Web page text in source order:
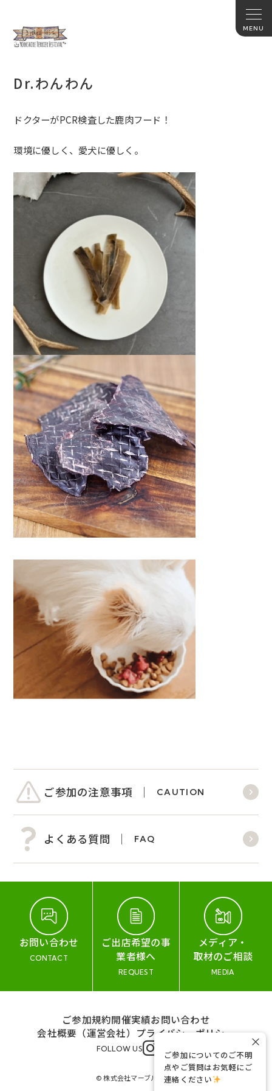
Dr.わんわん
ドクターがPCR検査した鹿肉フード！
環境に優しく、愛犬に優しく。
ご参加の注意事項 CAUTION
よくある質問 FAQ
お問い合わせ
CONTACT
ご出店希望の事
業者様へ
REQUEST
メディア・
取材のご相談
MEDIA
ご参加規約開催実績お問い合わせ
会社概要（運営会社） プライバシーポリシー
FOLLOW US
© 株式会社マーブル&コー
ご参加についてのご不明
点やご質問はお気軽にご
連絡ください
×